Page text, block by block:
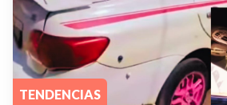
TENDENCIAS